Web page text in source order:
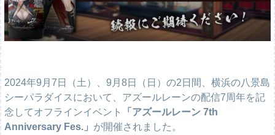
2024年9月7日（土）、9月8日（日）の2日間、横浜の八景島
シーパラダイスにおいて、アズールレーンの配信7周年を記
念してオフラインイベント
「アズールレーン 7th
Anniversary Fes.」 が開催されました。